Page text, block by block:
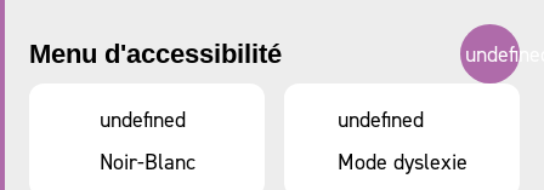
Esch Logo
LES ANIMATIONS
Menu d'accessibilité
undefined
Noir-Blanc
undefined
Mode dyslexie